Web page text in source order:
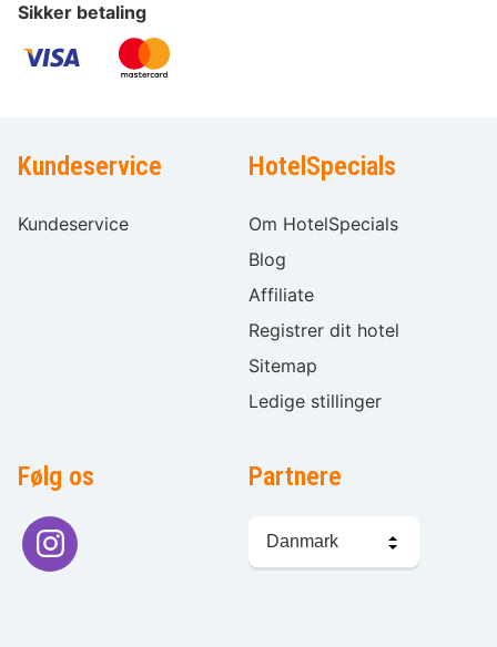
Sikker betaling
Kundeservice
Kundeservice
HotelSpecials
Om HotelSpecials
Blog
Affiliate
Registrer dit hotel
Sitemap
Ledige stillinger
Følg os Partnere